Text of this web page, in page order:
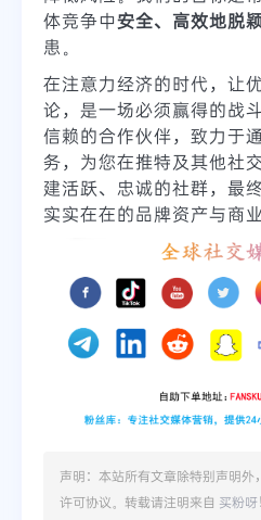
体竞争中安全、高效地脱
患。
在注意力经济的时代，让
论，是一场必须赢得的战斗
信赖的合作伙伴，致力于
务，为您在推特及其他社
建活跃、忠诚的社群，最
实实在在的品牌资产与商业
声明：本站所有文章除特别声明外
许可协议。转载请注明来自 买粉呀！